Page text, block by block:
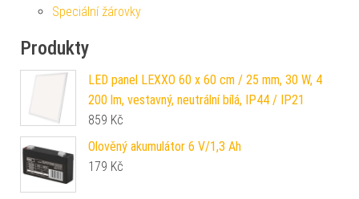
Speciální žárovky
Produkty
LED panel LEXXO 60 x 60 cm / 25 mm, 30 W, 4
200 lm, vestavný, neutrální bílá, IP44 / IP21
859 Kč
Olověný akumulátor 6 V/1,3 Ah
179 Kč